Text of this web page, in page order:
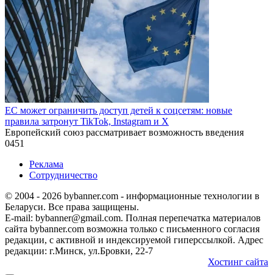
ЕС может ограничить доступ детей к соцсетям: новые
правила затронут TikTok, Instagram и X
Европейский союз рассматривает возможность введения
0451
Реклама
Сотрудничество
© 2004 - 2026 bybanner.com - информационные технологии в
Беларуси. Все права защищены.
E-mail: bybanner@gmail.com. Полная перепечатка материалов
сайта bybanner.com возможна только с письменного согласия
редакции, с активной и индексируемой гиперссылкой. Адрес
редакции: г.Минск, ул.Бровки, 22-7
Хостинг сайта